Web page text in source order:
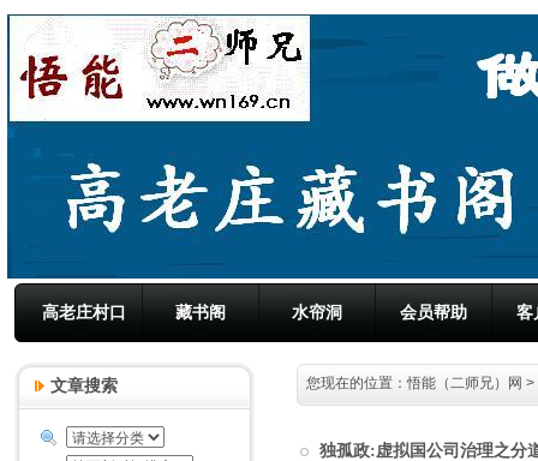
高老庄村口 藏书阁 水帘洞 会员帮助 客
您现在的位置：悟能（二师兄）网 >
独孤政:虚拟国公司治理之分
文章搜索